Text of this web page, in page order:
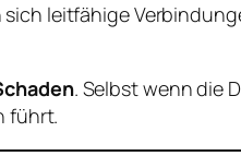
leitfähige
. Selbst wenn die
führt.